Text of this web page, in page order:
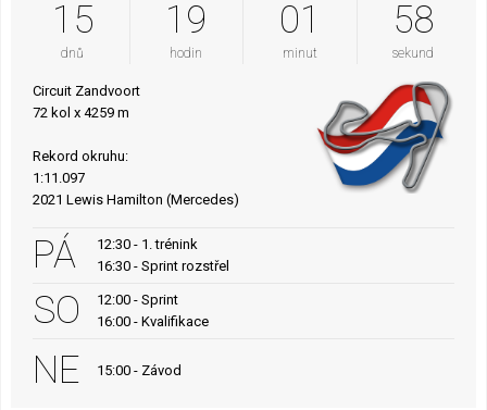
15
dnů
19
hodin
01
minut
57
sekund
Circuit Zandvoort
72 kol x 4259 m
Rekord okruhu:
1:11.097
2021 Lewis Hamilton (Mercedes)
PÁ
12:30 - 1. trénink
16:30 - Sprint rozstřel
SO
12:00 - Sprint
16:00 - Kvalifikace
NE 15:00 - Závod